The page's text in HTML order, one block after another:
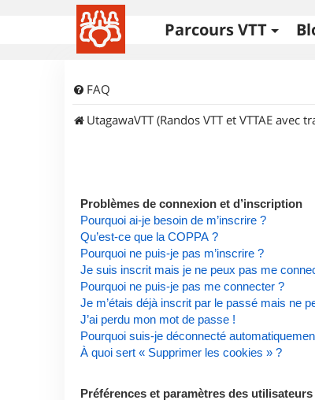
Parcours VTT
FAQ
UtagawaVTT (Randos VTT et VTTAE avec
Problèmes de connexion et d’inscription
Pourquoi ai-je besoin de m’inscrire ?
Qu’est-ce que la COPPA ?
Pourquoi ne puis-je pas m’inscrire ?
Je suis inscrit mais je ne peux pas me
Pourquoi ne puis-je pas me connecter ?
Je m’étais déjà inscrit par le passé mais ne
J’ai perdu mon mot de passe !
Pourquoi suis-je déconnecté
À quoi sert « Supprimer les cookies » ?
Préférences et paramètres des utilisateurs